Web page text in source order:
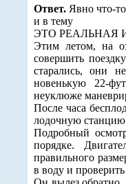
Ответ. Явно что-
и в тему
ЭТО РЕАЛЬHАЯ
Этим летом, на
совершить
старались, они
новенькую 22-
неуклюже
После часа
лодочную станцию
Подробный
порядке.
правильного
в воду и